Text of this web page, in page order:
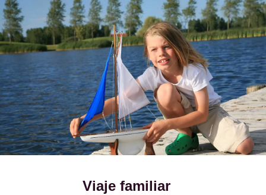
Viaje familiar